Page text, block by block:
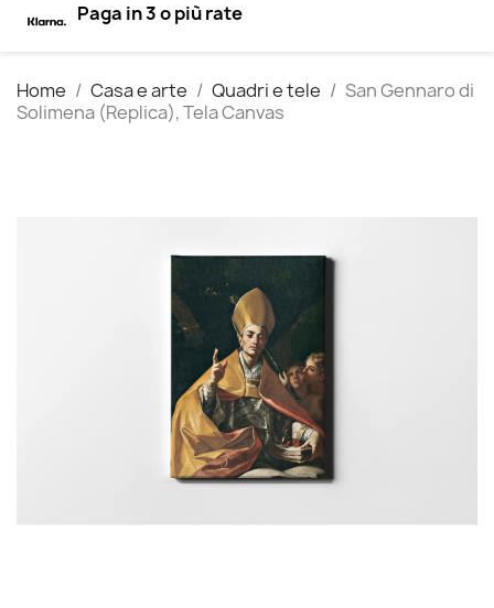
Paga in 3 o più rate
Home Casa e arte Quadri e tele
San Gennaro di
Solimena (Replica), Tela Canvas